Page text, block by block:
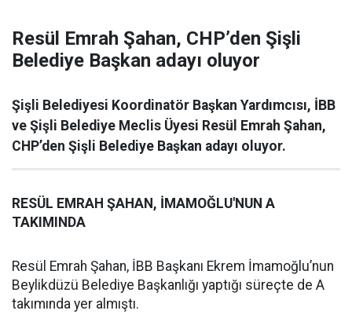
Resül Emrah Şahan, CHP’den Şişli
Belediye Başkan adayı oluyor
Şişli Belediyesi Koordinatör Başkan Yardımcısı, İBB
ve Şişli Belediye Meclis Üyesi Resül Emrah Şahan,
CHP’den Şişli Belediye Başkan adayı oluyor.
RESÜL EMRAH ŞAHAN, İMAMOĞLU'NUN A
TAKIMINDA
Resül Emrah Şahan, İBB Başkanı Ekrem İmamoğlu’nun
Beylikdüzü Belediye Başkanlığı yaptığı süreçte de A
takımında yer almıştı.